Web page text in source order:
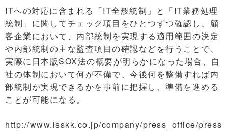
ITへの対応に含まれる「IT全般統制」と「IT業務処理
統制」に関してチェック項目をひとつずつ確認し、顧
客企業において、内部統制を実現する適用範囲の決定
や内部統制の主な監査項目の確認などを行うことで、
実際に日本版SOX法の概要が明らかになった場合、自
社の体制において何が不備で、今後何を整備すれば内
部統制が実現できるかを事前に把握し、準備を進める
ことが可能になる。
http://www.isskk.co.jp/company/press_office/press